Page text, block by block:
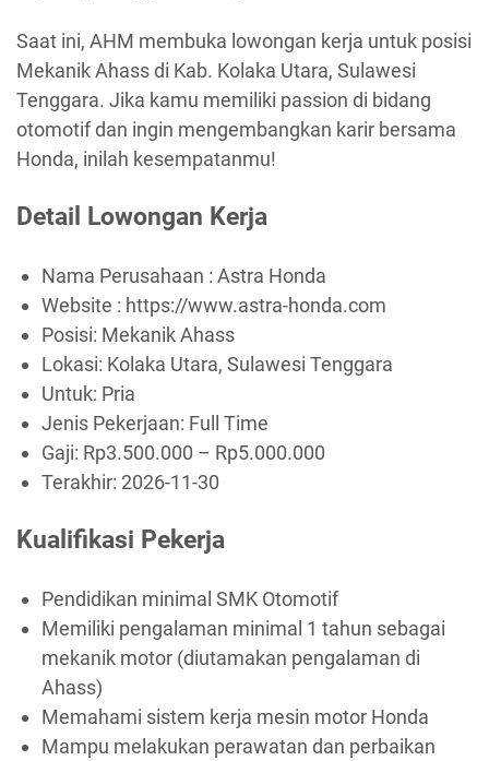
Saat ini, AHM membuka lowongan kerja untuk posisi
Mekanik Ahass di Kab. Kolaka Utara, Sulawesi
Tenggara. Jika kamu memiliki passion di bidang
otomotif dan ingin mengembangkan karir bersama
Honda, inilah kesempatanmu!
Detail Lowongan Kerja
Nama Perusahaan : Astra Honda
Website : https://www.astra-honda.com
Posisi: Mekanik Ahass
Lokasi: Kolaka Utara, Sulawesi Tenggara
Untuk: Pria
Jenis Pekerjaan: Full Time
Gaji: Rp3.500.000 – Rp5.000.000
Terakhir: 2026-11-30
Kualifikasi Pekerja
Pendidikan minimal SMK Otomotif
Memiliki pengalaman minimal 1 tahun sebagai
mekanik motor (diutamakan pengalaman di
Ahass)
Memahami sistem kerja mesin motor Honda
Mampu melakukan perawatan dan perbaikan